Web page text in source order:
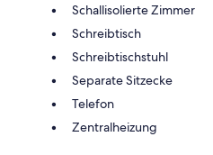
Schallisolierte Zimmer
Schreibtisch
Schreibtischstuhl
Separate Sitzecke
Telefon
Zentralheizung